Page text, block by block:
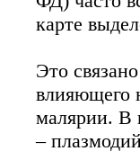
карте
Это
влияющего
малярии. В
–